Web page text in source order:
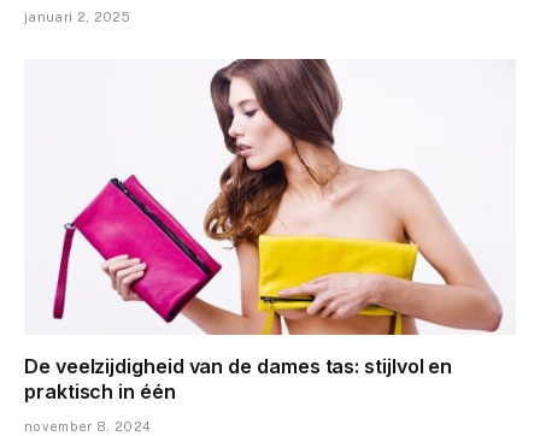
januari 2, 2025
De veelzijdigheid van de dames tas: stijlvol en
praktisch in één
november 8, 2024